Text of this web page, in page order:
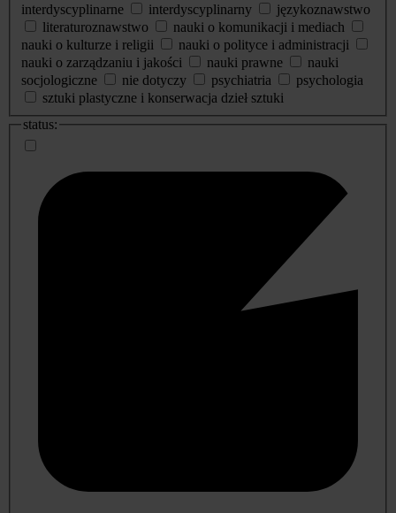
interdyscyplinarne
interdyscyplinarny
językoznawstwo
literaturoznawstwo
nauki o komunikacji i mediach
nauki o kulturze i religii
nauki o polityce i administracji
nauki o zarządzaniu i jakości
nauki prawne
nauki
socjologiczne
nie dotyczy psychiatria
psychologia
sztuki plastyczne i konserwacja dzieł sztuki
status: